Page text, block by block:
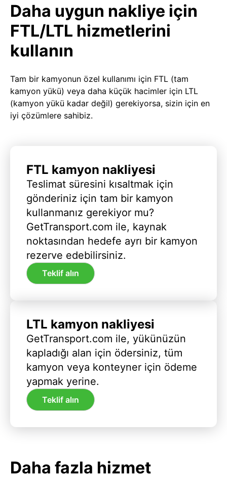
Daha uygun nakliye için
FTL/LTL hizmetlerini
kullanın
Tam bir kamyonun özel kullanımı için FTL (tam
kamyon yükü) veya daha küçük hacimler için LTL
(kamyon yükü kadar değil) gerekiyorsa, sizin için en
iyi çözümlere sahibiz.
FTL kamyon nakliyesi
Teslimat süresini kısaltmak için
gönderiniz için tam bir kamyon
kullanmanız gerekiyor mu?
GetTransport.com ile, kaynak
noktasından hedefe ayrı bir kamyon
rezerve edebilirsiniz.
Teklif alın
LTL kamyon nakliyesi
GetTransport.com ile, yükünüzün
kapladığı alan için ödersiniz, tüm
kamyon veya konteyner için ödeme
yapmak yerine.
Teklif alın
Daha fazla hizmet